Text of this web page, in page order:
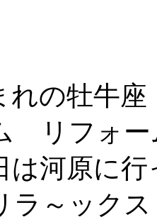
れの牡牛座
リフォー
は河原に
ラ～ックス